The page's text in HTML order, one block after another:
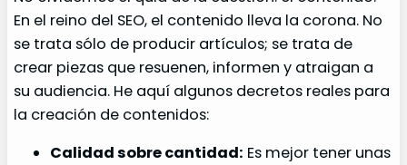
En el reino del SEO, el contenido lleva la corona. No
se trata sólo de producir artículos; se trata de
crear piezas que resuenen, informen y atraigan a
su audiencia. He aquí algunos decretos reales para
la creación de contenidos:
Calidad sobre cantidad: Es mejor tener unas